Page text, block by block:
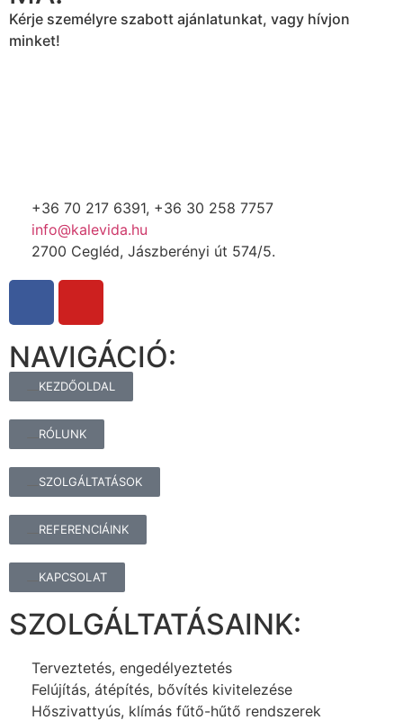
Kérje személyre szabott ajánlatunkat, vagy hívjon
minket!
+36 70 217 6391, +36 30 258 7757
info@kalevida.hu
2700 Cegléd, Jászberényi út 574/5.
NAVIGÁCIÓ:
KEZDŐOLDAL
RÓLUNK
SZOLGÁLTATÁSOK
REFERENCIÁINK
KAPCSOLAT
SZOLGÁLTATÁSAINK:
Terveztetés, engedélyeztetés
Felújítás, átépítés, bővítés kivitelezése
Hőszivattyús, klímás fűtő-hűtő rendszerek